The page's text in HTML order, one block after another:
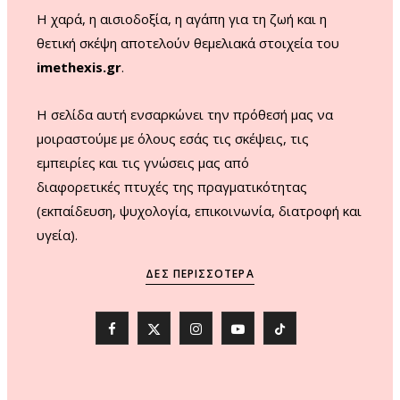
Η χαρά, η αισιοδοξία, η αγάπη για τη ζωή και η
θετική σκέψη αποτελούν θεμελιακά στοιχεία του
imethexis.gr.
H σελίδα αυτή ενσαρκώνει την πρόθεσή μας να
μοιραστούμε με όλους εσάς τις σκέψεις, τις
εμπειρίες και τις γνώσεις μας από
διαφορετικές πτυχές της πραγματικότητας
(εκπαίδευση, ψυχολογία, επικοινωνία, διατροφή και
υγεία).
ΔΕΣ ΠΕΡΙΣΣΌΤΕΡΑ
F
X
I
Y
T